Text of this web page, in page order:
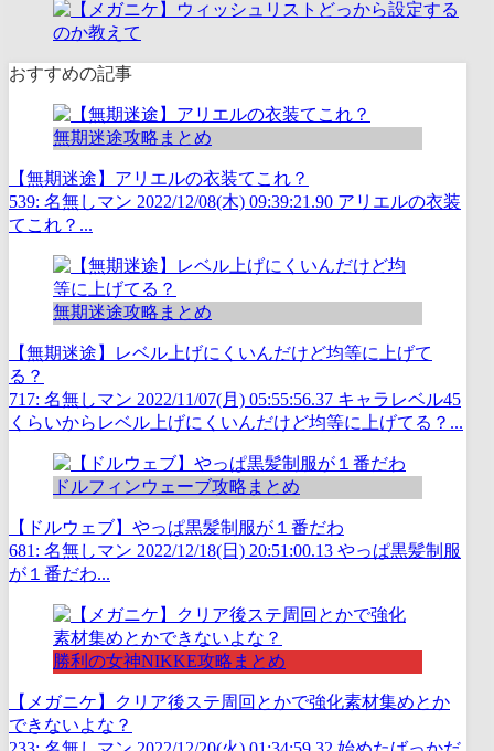
おすすめの記事
無期迷途攻略まとめ
【無期迷途】アリエルの衣装てこれ？
539: 名無しマン 2022/12/08(木) 09:39:21.90 アリエルの衣装
てこれ？...
無期迷途攻略まとめ
【無期迷途】レベル上げにくいんだけど均等に上げて
る？
717: 名無しマン 2022/11/07(月) 05:55:56.37 キャラレベル45
くらいからレベル上げにくいんだけど均等に上げてる？...
ドルフィンウェーブ攻略まとめ
【ドルウェブ】やっぱ黒髪制服が１番だわ
681: 名無しマン 2022/12/18(日) 20:51:00.13 やっぱ黒髪制服
が１番だわ...
勝利の女神NIKKE攻略まとめ
【メガニケ】クリア後ステ周回とかで強化素材集めとか
できないよな？